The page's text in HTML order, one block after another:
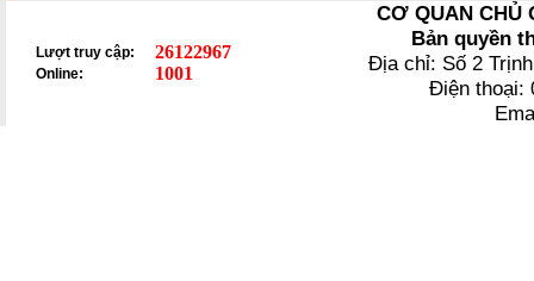
Lượt truy cập: 26122967
Online: 1001
CƠ QUAN CHỦ
Bản quyền
Địa chỉ: Số 2
Điện